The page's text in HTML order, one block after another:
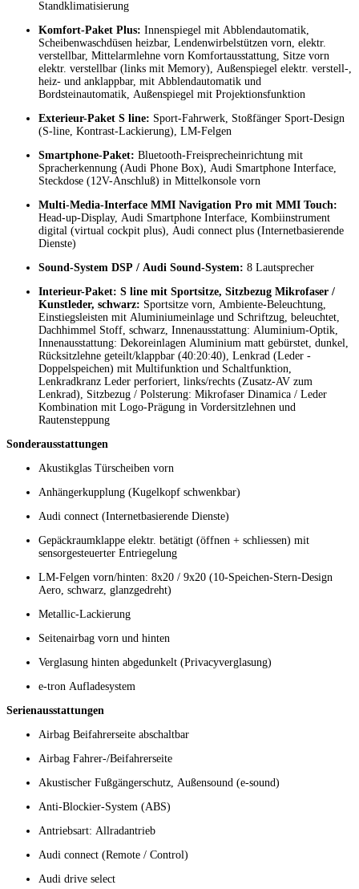
Standklimatisierung
Komfort-Paket Plus: Innenspiegel mit Abblendautomatik,
Scheibenwaschdüsen heizbar, Lendenwirbelstützen vorn, elektr.
verstellbar, Mittelarmlehne vorn Komfortausstattung, Sitze vorn
elektr. verstellbar (links mit Memory), Außenspiegel elektr. verstell-,
heiz- und anklappbar, mit Abblendautomatik und
Bordsteinautomatik, Außenspiegel mit Projektionsfunktion
Exterieur-Paket S line: Sport-Fahrwerk, Stoßfänger Sport-Design
(S-line, Kontrast-Lackierung), LM-Felgen
Smartphone-Paket: Bluetooth-Freisprecheinrichtung mit
Spracherkennung (Audi Phone Box), Audi Smartphone Interface,
Steckdose (12V-Anschluß) in Mittelkonsole vorn
Multi-Media-Interface MMI Navigation Pro mit MMI Touch:
Head-up-Display, Audi Smartphone Interface, Kombiinstrument
digital (virtual cockpit plus), Audi connect plus (Internetbasierende
Dienste)
Sound-System DSP / Audi Sound-System: 8 Lautsprecher
Interieur-Paket: S line mit Sportsitze, Sitzbezug Mikrofaser /
Kunstleder, schwarz: Sportsitze vorn, Ambiente-Beleuchtung,
Einstiegsleisten mit Aluminiumeinlage und Schriftzug, beleuchtet,
Dachhimmel Stoff, schwarz, Innenausstattung: Aluminium-Optik,
Innenausstattung: Dekoreinlagen Aluminium matt gebürstet, dunkel,
Rücksitzlehne geteilt/klappbar (40:20:40), Lenkrad (Leder -
Doppelspeichen) mit Multifunktion und Schaltfunktion,
Lenkradkranz Leder perforiert, links/rechts (Zusatz-AV zum
Lenkrad), Sitzbezug / Polsterung: Mikrofaser Dinamica / Leder
Kombination mit Logo-Prägung in Vordersitzlehnen und
Rautensteppung
Sonderausstattungen
Akustikglas Türscheiben vorn
Anhängerkupplung (Kugelkopf schwenkbar)
Audi connect (Internetbasierende Dienste)
Gepäckraumklappe elektr. betätigt (öffnen + schliessen) mit
sensorgesteuerter Entriegelung
LM-Felgen vorn/hinten: 8x20 / 9x20 (10-Speichen-Stern-Design
Aero, schwarz, glanzgedreht)
Metallic-Lackierung
Seitenairbag vorn und hinten
Verglasung hinten abgedunkelt (Privacyverglasung)
e-tron Aufladesystem
Serienausstattungen
Airbag Beifahrerseite abschaltbar
Airbag Fahrer-/Beifahrerseite
Akustischer Fußgängerschutz, Außensound (e-sound)
Anti-Blockier-System (ABS)
Antriebsart: Allradantrieb
Audi connect (Remote / Control)
Audi drive select